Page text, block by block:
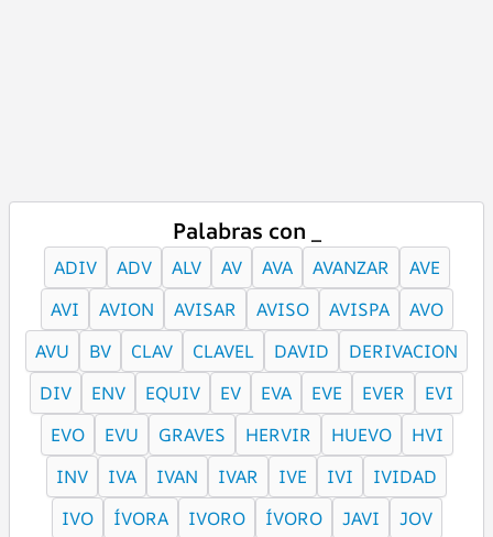
Palabras con _
ADIV ADV ALV AV AVA AVANZAR
AVE
AVI
AVION AVISAR AVISO AVISPA
AVO
AVU
BV CLAV CLAVEL DAVID
DERIVACION
DIV
ENV EQUIV EV EVA EVE EVER
EVI
EVO
EVU GRAVES HERVIR HUEVO
HVI
INV
IVA IVAN IVAR IVE IVI
IVIDAD
IVO
ÍVORA IVORO ÍVORO JAVI
JOV